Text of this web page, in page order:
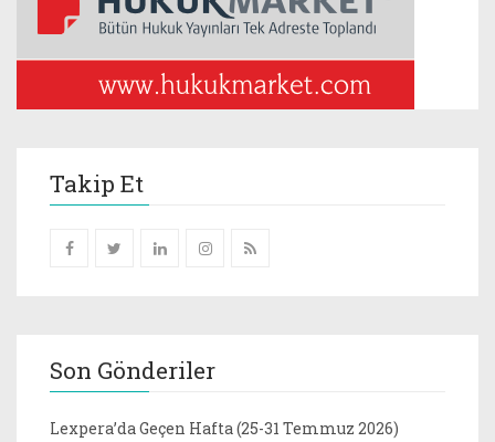
Takip Et
Son Gönderiler
Lexpera’da Geçen Hafta (25-31 Temmuz 2026)